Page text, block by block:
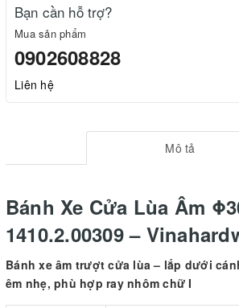
Bạn cần hỗ trợ?
Mua sản phẩm
0902608828
Liên hệ
Mô tả
Bánh Xe Cửa Lùa Âm
1410.2.00309 –
Bánh xe âm trượt cửa lùa – lắp dưới
êm nhẹ, phù hợp ray nhôm chữ I